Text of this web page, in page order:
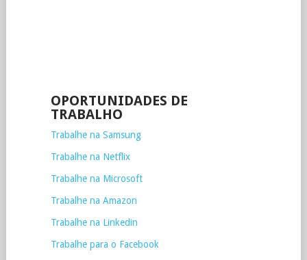
OPORTUNIDADES DE
TRABALHO
Trabalhe na Samsung
Trabalhe na Netflix
Trabalhe na Microsoft
Trabalhe na Amazon
Trabalhe na Linkedin
Trabalhe para o Facebook